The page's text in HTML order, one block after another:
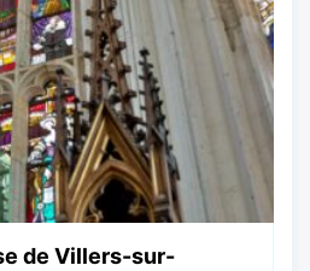
de Villers-sur-